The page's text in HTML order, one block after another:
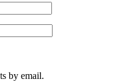
by email.